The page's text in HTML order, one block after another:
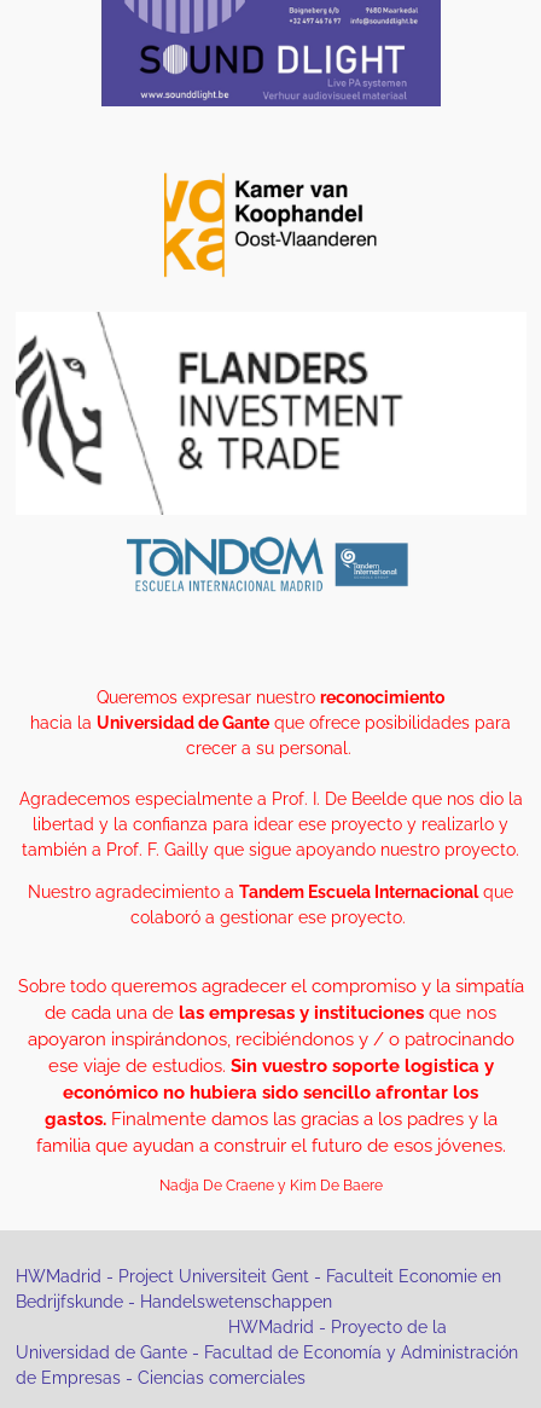
Queremos expresar nuestro reconocimiento
hacia la Universidad de Gante que ofrece posibilidades para
crecer a su personal.
Agradecemos especialmente a Prof. I. De Beelde que nos dio la
libertad y la confianza para idear ese proyecto y realizarlo y
también a Prof. F. Gailly que sigue apoyando nuestro proyecto.
Nuestro agradecimiento a Tandem Escuela Internacionalque
colaboró a gestionar ese proyecto.
Sobre todo queremos agradecer el compromiso y la simpatía
de cada una de las empresas y instituciones que nos
apoyaron inspirándonos, recibiéndonos y / o patrocinando
ese viaje de estudios. Sin vuestro soporte logistica y
económico no hubiera sido sencillo afrontar los
gastos. Finalmente damos las gracias a los padres y la
familia que ayudan a construir el futuro de esos jóvenes.
Nadja De Craene y Kim De Baere
HWMadrid - Project Universiteit Gent - Faculteit Economie en
Bedrijfskunde - Handelswetenschappen
HWMadrid - Proyecto de la
Universidad de Gante - Facultad de Economía y Administración
de Empresas - Ciencias comerciales